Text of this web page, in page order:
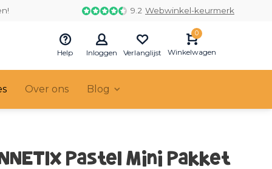
9.2 Webwinkel-keurmerk
Help Inloggen Verlanglijst
0
Winkelwagen
Over ons Blog
Pastel Mini Pakket